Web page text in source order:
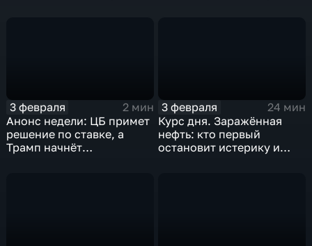
3 февраля
2 мин
Анонс недели: ЦБ примет
решение по ставке, а
Трамп начнёт
3 февраля
24 мин
Курс дня. Заражённая
нефть: кто первый
остановит истерику и